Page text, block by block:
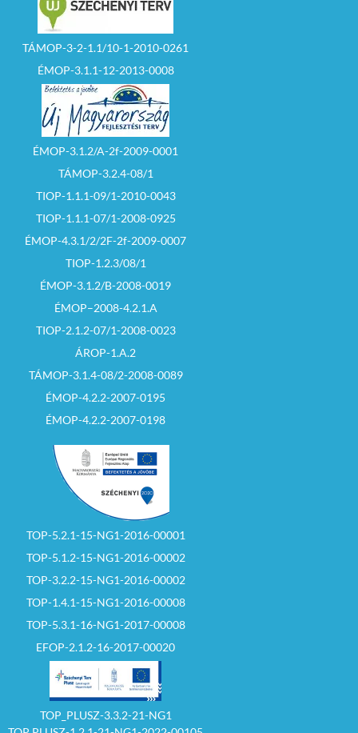
TÁMOP-3-2-1.1/10-1-2010-0261
ÉMOP-3.1.1-12-2013-0008
ÉMOP-3.1.2/A-2f-2009-0001
TÁMOP-3.2.4-08/1
TIOP-1.1.1-09/1-2010-0043
TIOP-1.1.1-07/1-2008-0925
ÉMOP-4.3.1/2/2F-2f-2009-0007
TIOP-1.2.3/08/1
ÉMOP-3.1.2/B-2008-0019
ÉMOP–2008-4.2.1.A
TIOP-2.1.2-07/1-2008-0023
ÁROP-1.A.2
TÁMOP-3.1.4-08/2-2008-0089
ÉMOP-4.2.2-2007-0195
ÉMOP-4.2.2-2007-0198
TOP-5.2.1-15-NG1-2016-00001
TOP-5.1.2-15-NG1-2016-00002
TOP-3.2.2-15-NG1-2016-00002
TOP-1.4.1-15-NG1-2016-00008
TOP-5.3.1-16-NG1-2017-00008
EFOP-2.1.2-16-2017-00020
TOP_PLUSZ-3.3.2-21-NG1